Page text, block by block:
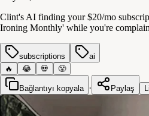
Clint's AI finding your $20/mo
Ironing Monthly' while you're
subscriptions
ai
🔥
😂 💀 😤
Bağlantıyı kopyala · Paylaş